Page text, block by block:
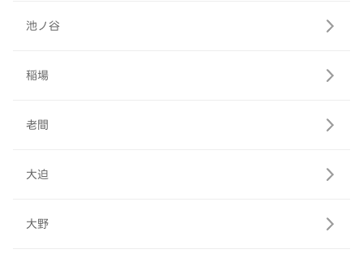
池ノ谷
稲場
老間
大迫
大野